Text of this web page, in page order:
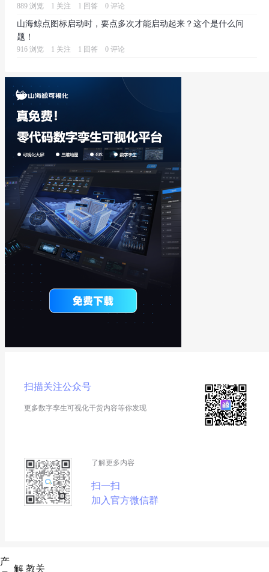
889 浏览 1 关注 1 回答 0 评论
山海鲸点图标启动时，要点多次才能启动起来？这个是什么问
题！
916 浏览 1 关注 1 回答 0 评论
扫描关注公众号
更多数字孪生可视化干货内容等你发现
了解更多内容
扫一扫
加入官方微信群
产
解 教关